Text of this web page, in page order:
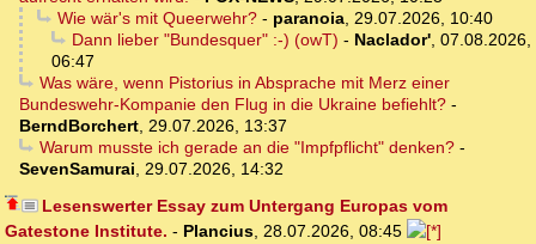
Wie wär's mit Queerwehr?- paranoia, 29.07.2026, 10:40
Dann lieber "Bundesquer" :-) (owT) - Naclador', 07.08.2026,
06:47
Was wäre, wenn Pistorius in Absprache mit Merz einer
Bundeswehr-Kompanie den Flug in die Ukraine befiehlt? -
BerndBorchert, 29.07.2026, 13:37
Warum musste ich gerade an die "Impfpflicht" denken?-
SevenSamurai, 29.07.2026, 14:32
Lesenswerter Essay zum Untergang Europas vom
Gatestone Institute. - Plancius, 28.07.2026, 08:45